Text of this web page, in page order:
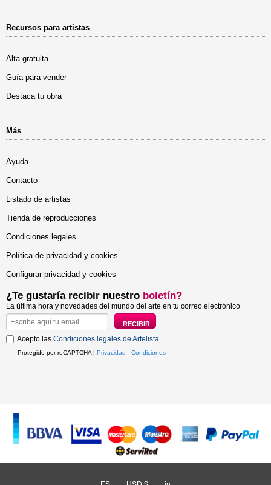
Recursos para artistas
Alta gratuita
Guía para vender
Destaca tu obra
Más
Ayuda
Contacto
Listado de artistas
Tienda de reproducciones
Condiciones legales
Política de privacidad y cookies
Configurar privacidad y cookies
¿Te gustaría recibir nuestro boletín?
La última hora y novedades del mundo del arte en tu correo electrónico
Acepto las Condiciones legales de Artelista.
Protegido por reCAPTCHA | Privacidad - Condiciones